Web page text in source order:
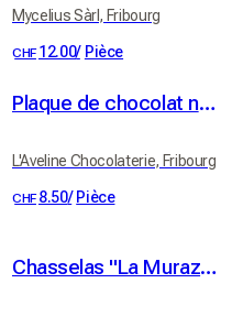
Mycelius Sàrl, Fribourg
CHF 12.00/ Pièce
Plaque de chocolat noir - noisettes rôties & caramélisées
L'Aveline Chocolaterie, Fribourg
CHF 8.50/ Pièce
Chasselas "La Muraz" Grand Cru, Villeneuve, AOC Chablais, Christophe Bertholet 70cl